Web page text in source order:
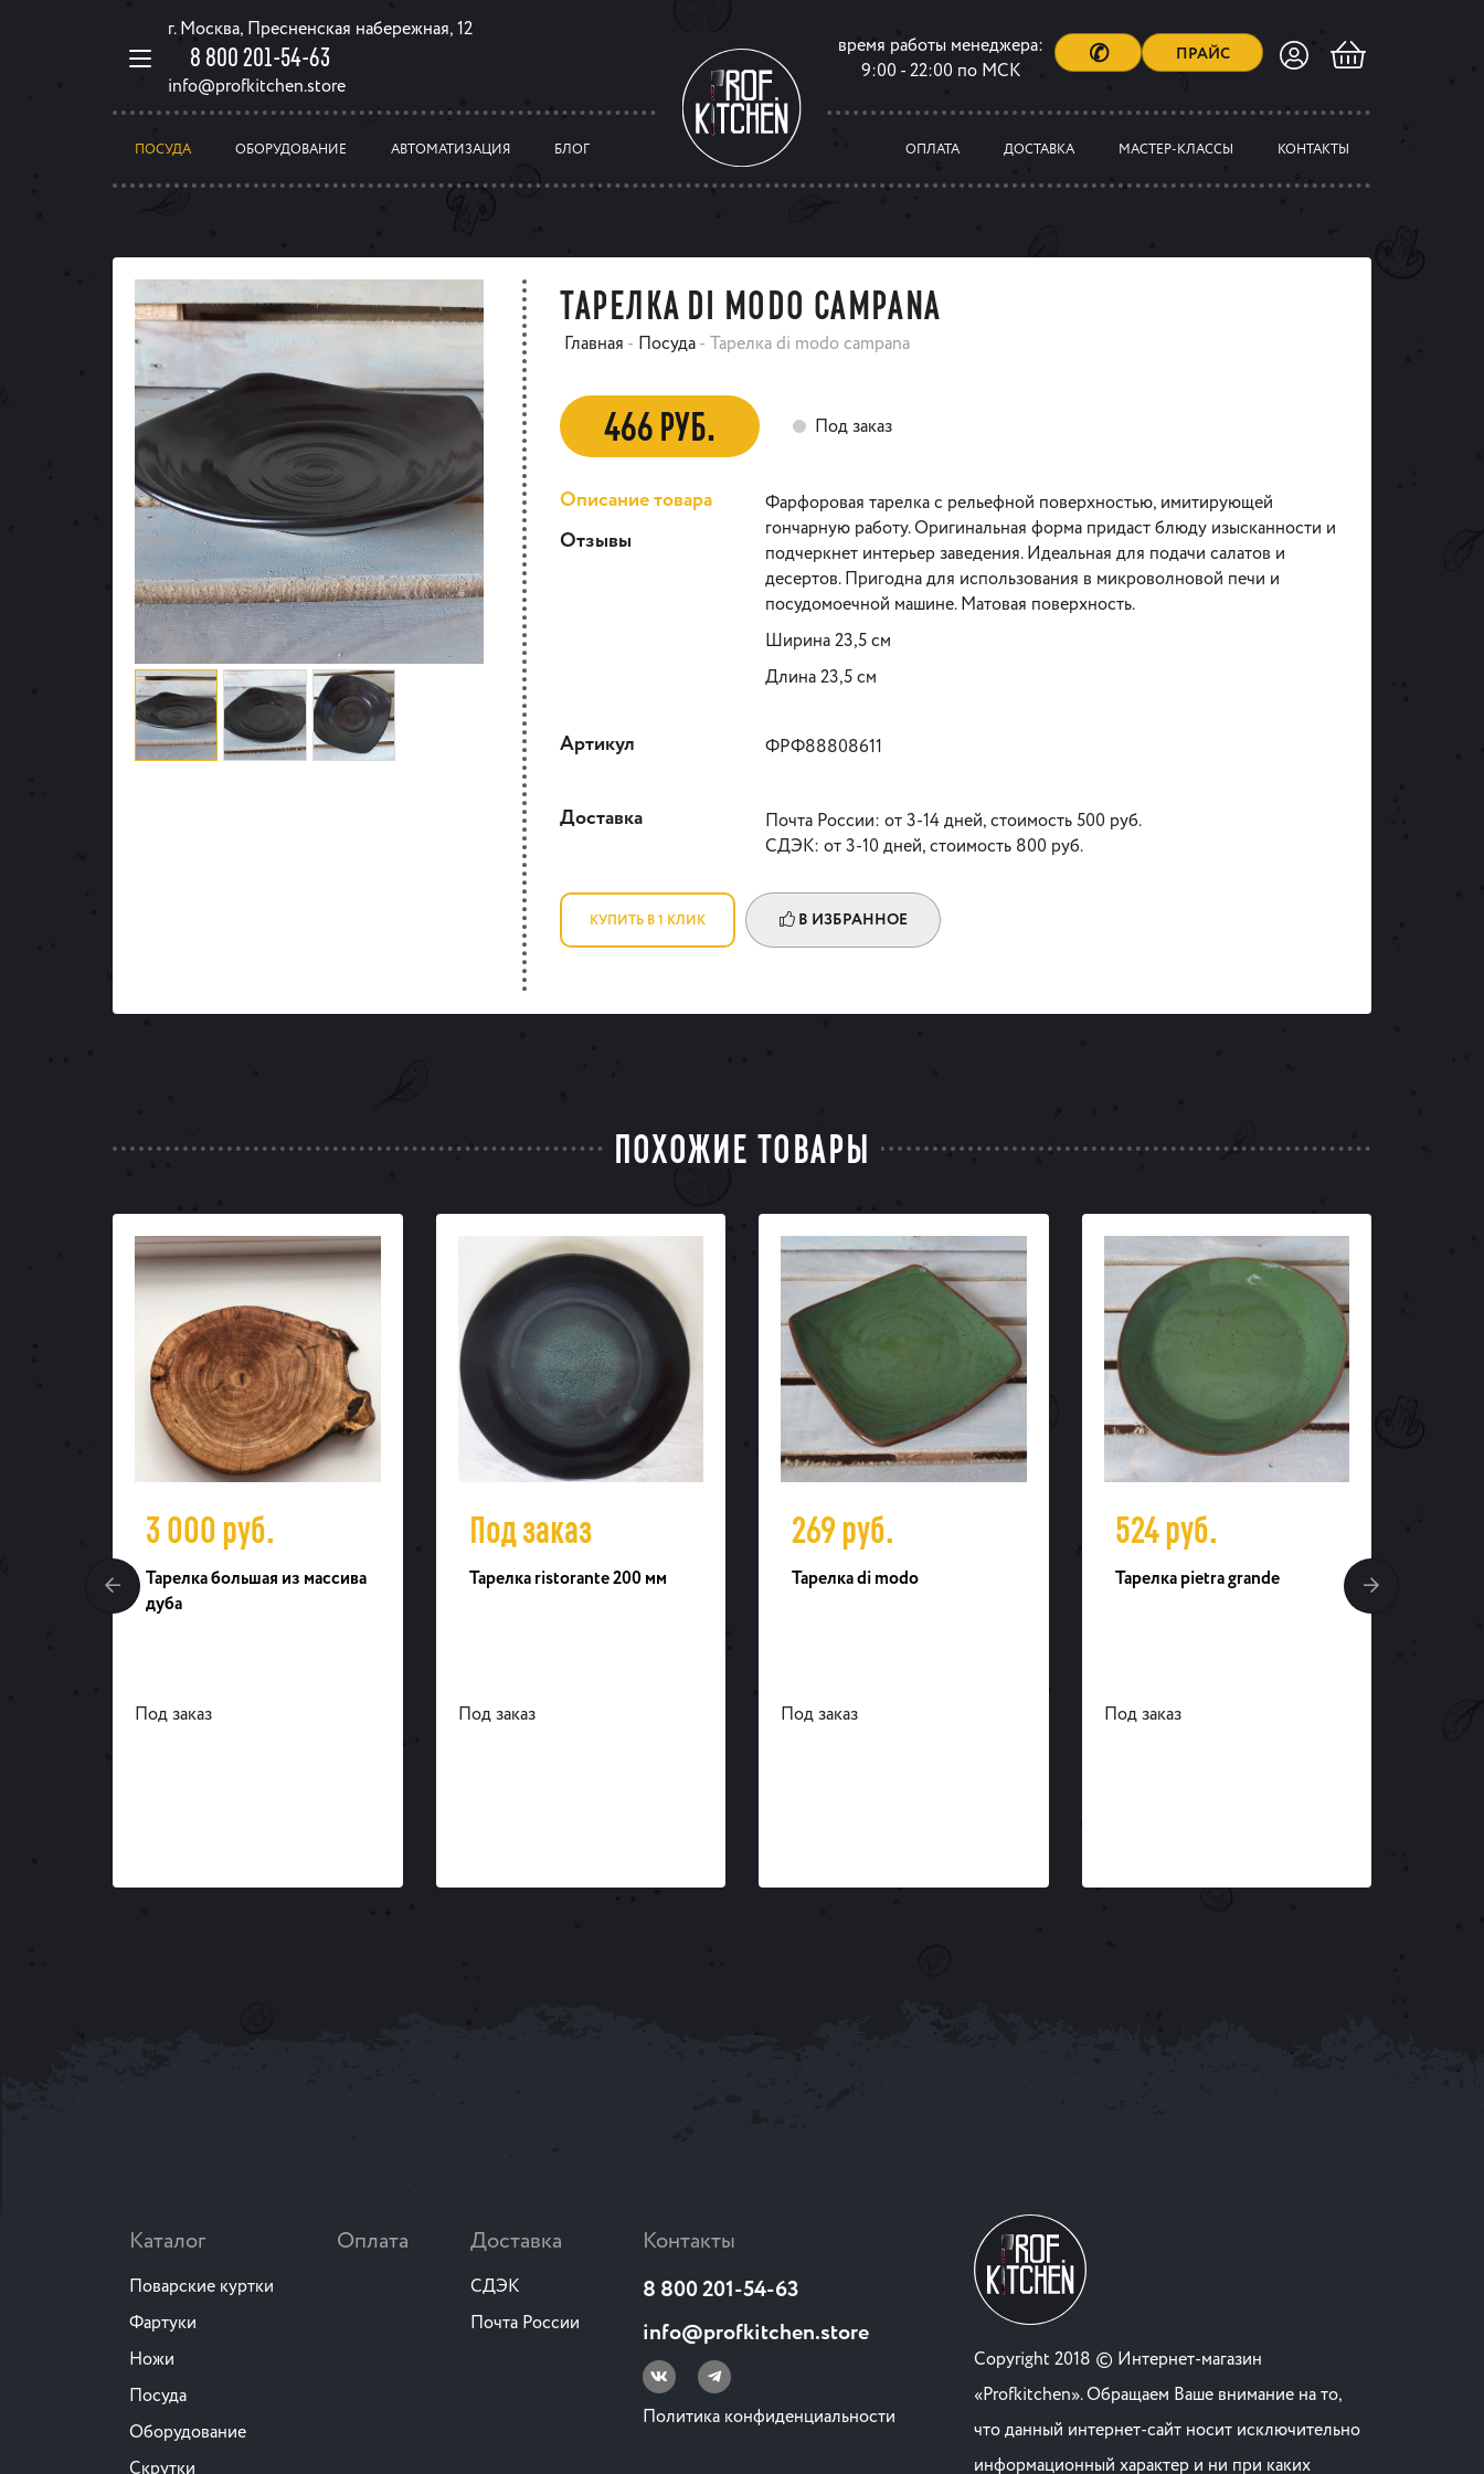
г. Москва, Пресненская набережная, 12
8 800 201-54-63
info@profkitchen.store
время работы менеджера:
9:00 - 22:00 по МСК
✆ ПРАЙС
ПОСУДА ОБОРУДОВАНИЕ АВТОМАТИЗАЦИЯ БЛОГ ОПЛАТА ДОСТАВКА МАСТЕР-КЛАССЫ КОНТАКТЫ
ТАРЕЛКА DI MODO CAMPANA
Главная - Посуда- Тарелка di modo campana
466 РУБ. Под заказ
Описание товара
Отзывы
Фарфоровая тарелка с рельефной поверхностью, имитирующей
гончарную работу. Оригинальная форма придаст блюду изысканности и
подчеркнет интерьер заведения. Идеальная для подачи салатов и
десертов. Пригодна для использования в микроволновой печи и
посудомоечной машине. Матовая поверхность.
Ширина 23,5 см
Длина 23,5 см
Артикул ФРФ88808611
Доставка
Почта России: от 3-14 дней, стоимость 500 руб.
СДЭК: от 3-10 дней, стоимость 800 руб.
КУПИТЬ В 1 КЛИК В ИЗБРАННОЕ
ПОХОЖИЕ ТОВАРЫ
3 000руб.
Тарелка большая из массива
дуба
Под заказ
Под заказ
Тарелка ristorante 200 мм
Под заказ
269руб.
Тарелка di modo
Под заказ
524руб.
Тарелка pietra grande
Под заказ
Каталог
Поварские куртки
Фартуки
Ножи
Посуда
Оборудование
Скрутки
Оплата Доставка
СДЭК
Почта России
Контакты
8 800 201-54-63
info@profkitchen.store
Политика конфиденциальности
Copyright 2018 © Интернет-магазин
«Profkitchen». Обращаем Ваше внимание на то,
что данный интернет-сайт носит исключительно
информационный характер и ни при каких